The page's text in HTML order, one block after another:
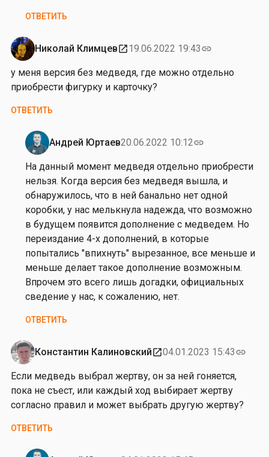
К
у
р
н
о
с
о
ОТВЕТИТЬ
Николай Климцев open_in_new19.06.2022 19:43link
у меня версия без медведя, где можно отдельно
приобрести фигурку и карточку?
ОТВЕТИТЬ
Андрей Юртаев20.06.2022 10:12link
Ответ
на
от
Н
и
к
о
л
а
й
К
и
м
ц
е
в
На данный момент медведя отдельно приобрести
нельзя. Когда версия без медведя вышла, и
обнаружилось, что в ней банально нет одной
коробки, у нас мелькнула надежда, что возможно
в будущем появится дополнение с медведем. Но
переиздание 4-х дополнений, в которые
попытались "впихнуть" вырезанное, все меньше и
меньше делает такое дополнение возможным.
Впрочем это всего лишь догадки, официальных
сведение у нас, к сожалению, нет.
ОТВЕТИТЬ
Константин Калиновский open_in_new04.01.2023 15:43link
Если медведь выбрал жертву, он за ней гоняется,
пока не съест, или каждый ход выбирает жертву
согласно правил и может выбрать другую жертву?
ОТВЕТИТЬ